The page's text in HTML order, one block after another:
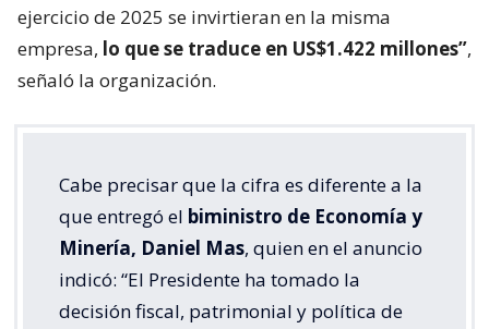
ejercicio de 2025 se invirtieran en la misma
empresa, lo que se traduce en US$1.422 millones”,
señaló la organización.
Cabe precisar que la cifra es diferente a la
que entregó el biministro de Economía y
Minería, Daniel Mas, quien en el anuncio
indicó: “El Presidente ha tomado la
decisión fiscal, patrimonial y política de